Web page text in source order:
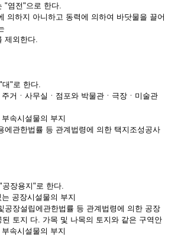
"염전"으로 한다.
의하지 아니하고 동력에 의하여 바닷물을 끌어
제외한다.
"로 한다.
거ㆍ사무실ㆍ점포와 박물관ㆍ극장ㆍ미술관
속시설물의 부지
에관한법률 등 관계법령에 의한 택지조성공사
장용지"로 한다.
공장시설물의 부지
공장설립에관한법률 등 관계법령에 의한 공장
된 토지 다. 가목 및 나목의 토지와 같은 구역안
속시설물의 부지